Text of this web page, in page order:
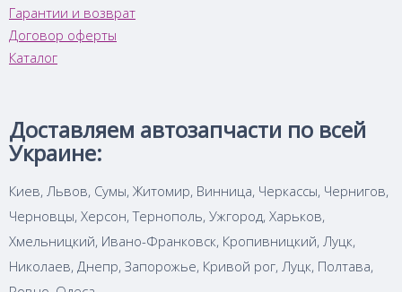
Гарантии и возврат
Договор оферты
Каталог
Доставляем автозапчасти по всей
Украине:
Киев, Львов, Сумы, Житомир, Винница, Черкассы, Чернигов,
Черновцы, Херсон, Тернополь, Ужгород, Харьков,
Хмельницкий, Ивано-Франковск, Кропивницкий, Луцк,
Николаев, Днепр, Запорожье, Кривой рог, Луцк, Полтава,